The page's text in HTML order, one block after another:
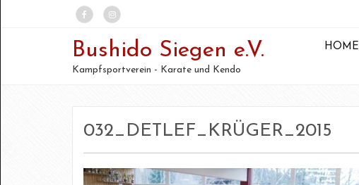
Bushido Siegen e.V.
Kampfsportverein - Karate und Kendo
HOME
032_DETLEF_KRÜGER_2015